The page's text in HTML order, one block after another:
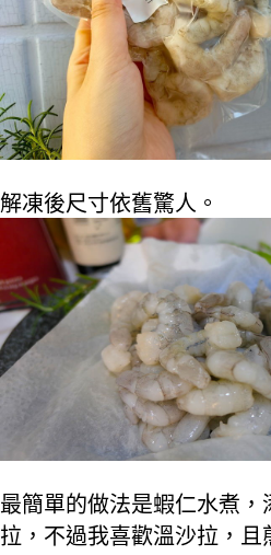
解凍後尺寸依舊驚人。
最簡單的做法是蝦仁水煮，
拉，不過我喜歡溫沙拉，且